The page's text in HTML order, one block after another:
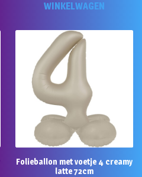
WINKELWAGEN
Folieballon met voetje 4 creamy
latte 72cm